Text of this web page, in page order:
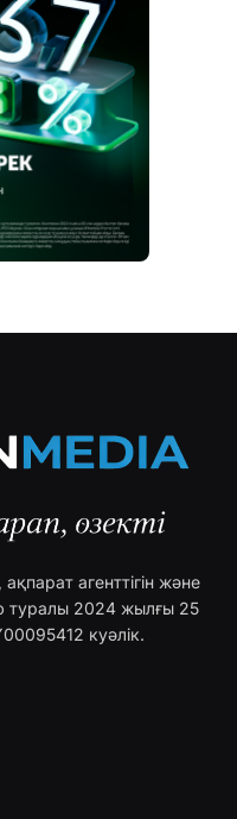
агенттігін және
туралы 2024 жылғы 25
куәлік.